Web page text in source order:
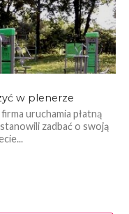
w plenerze
uruchamia płatną
zadbać o swoją